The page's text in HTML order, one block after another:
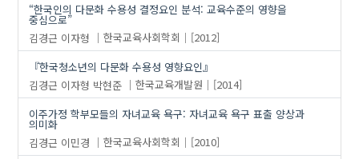
“한국인의 다문화 수용성 결정요인 분석: 교육수준의 영향을
중심으로”
김경근 이자형 한국교육사회학회
[2012]
『한국청소년의 다문화 수용성 영향요인』
김경근 이자형 박현준 한국교육개발원
[2014]
이주가정 학부모들의 자녀교육 욕구: 자녀교육 욕구 표출 양상과
의미화
김경근 이민경 한국교육사회학회
[2010]